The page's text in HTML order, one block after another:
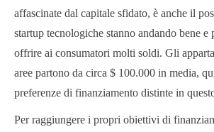
affascinate dal capitale sfidato, è anche il
startup tecnologiche stanno andando bene e
offrire ai consumatori molti soldi. Gli
aree partono da circa $ 100.000 in media,
preferenze di finanziamento distinte in
Per raggiungere i propri obiettivi di